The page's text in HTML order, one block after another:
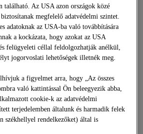
és horonymarás
marása
⁄ Kapcsolattartók
horonymarás
marása
⁄ Kapcsolattartók
található. Az USA azon országok közé
megfelelő adatvédelmi szintet.
adatoknak az USA-ba való továbbítására
a kockázata, hogy azokat az USA
felügyeleti céllal feldolgozhatják anélkül,
jogorvoslati lehetőségek illetnék meg.
a figyelmet arra, hogy „Az összes
való kattintással Ön beleegyezik abba,
cookie-k az adatvédelmi
terjedelemben általunk és harmadik felek
székhellyel rendelkezőket) által is